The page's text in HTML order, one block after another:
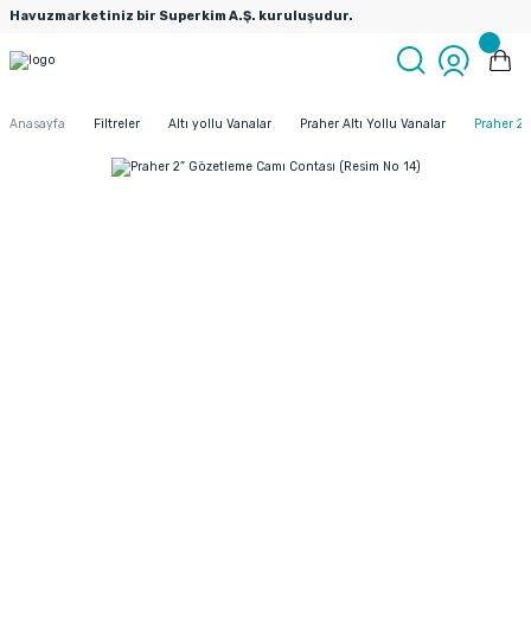
Havuzmarketiniz bir Superkim A.Ş. kuruluşudur.
Anasayfa Filtreler Altı yollu Vanalar Praher Altı Yollu Vanalar Praher